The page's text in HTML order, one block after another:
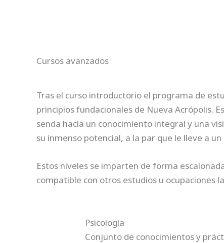
Cursos avanzados
Tras el curso introductorio el programa de
principios fundacionales de Nueva Acrópolis.
senda hacia un conocimiento integral y una
su inmenso potencial, a la par que le lleve a
Estos niveles se imparten de forma
compatible con otros estudios u ocupaciones
Psicología
Conjunto de conocimientos y